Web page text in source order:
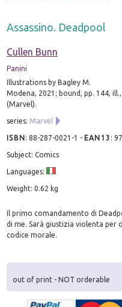
Assassino. Deadpool
Cullen Bunn
Panini
Illustrations by Bagley M.
Modena, 2021; bound, pp. 144,
(Marvel).
series: Marvel
ISBN:88-287-0021-1 - EAN13 :
Subject: Comics
Languages:
Weight: 0.62 kg
Il primo comandamento di
di me. Sarà giustizia violenta per
codice morale.
out of print - NOT orderable